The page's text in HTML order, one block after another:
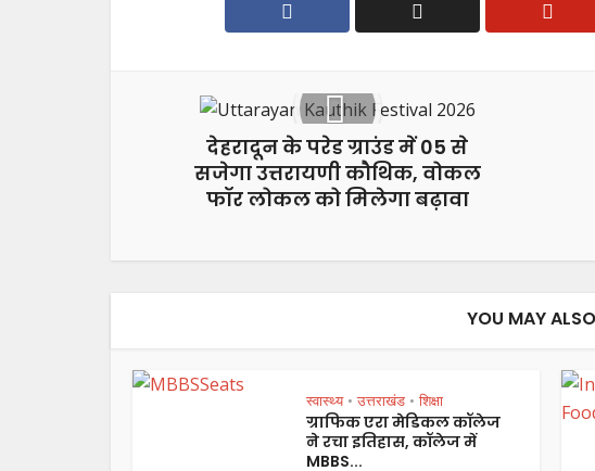
देहरादून के परेड ग्राउंड में 05 से
सजेगा उत्तरायणी कौथिक, वोकल
फॉर लोकल को मिलेगा बढ़ावा
YOU MAY
स्वास्थ्य • उत्तराखंड • शिक्षा
ग्राफिक एरा मेडिकल कॉलेज
ने रचा इतिहास, कॉलेज में
MBBS...